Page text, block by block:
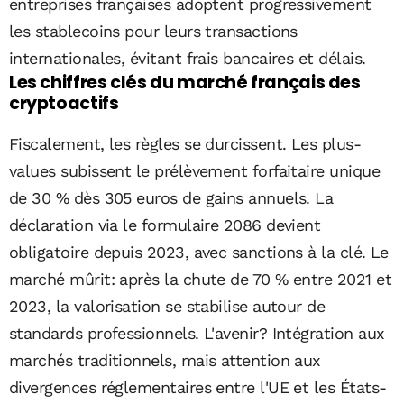
entreprises françaises adoptent progressivement
les stablecoins pour leurs transactions
internationales, évitant frais bancaires et délais.
Les chiffres clés du marché français des
cryptoactifs
Fiscalement, les règles se durcissent. Les plus-
values subissent le prélèvement forfaitaire unique
de 30 % dès 305 euros de gains annuels. La
déclaration via le formulaire 2086 devient
obligatoire depuis 2023, avec sanctions à la clé. Le
marché mûrit: après la chute de 70 % entre 2021 et
2023, la valorisation se stabilise autour de
standards professionnels. L'avenir? Intégration aux
marchés traditionnels, mais attention aux
divergences réglementaires entre l'UE et les États-